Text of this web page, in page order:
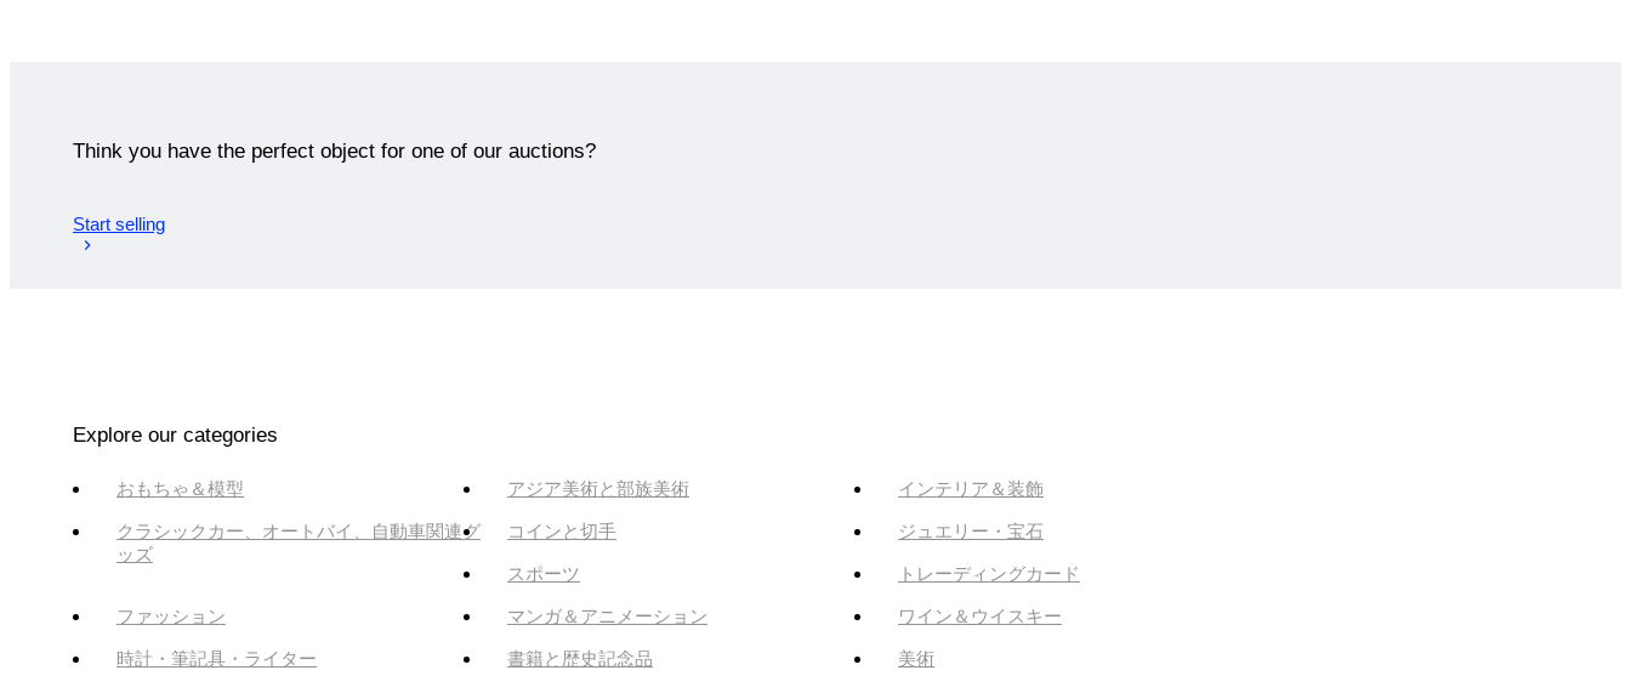
Think you have the perfect object for one of our auctions?
Start selling
Explore our categories
おもちゃ＆模型 アジア美術と部族美術 インテリア＆装飾
クラシックカー、オートバイ、自動車関連グ
ッズ
コインと切手 ジュエリー・宝石
スポーツ トレーディングカード
ファッション マンガ＆アニメーション ワイン＆ウイスキー
時計・筆記具・ライター 書籍と歴史記念品 美術